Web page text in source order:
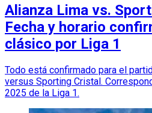
Alianza Lima vs.
Fecha y horario
clásico por Liga 1
Todo está confirmado para el
versus Sporting Cristal.
2025 de la Liga 1.